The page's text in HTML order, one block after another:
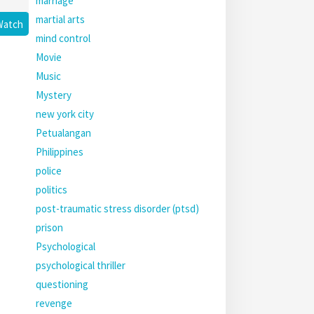
martial arts
mind control
Movie
Music
Mystery
new york city
Petualangan
Philippines
police
politics
post-traumatic stress disorder (ptsd)
prison
Psychological
psychological thriller
questioning
revenge